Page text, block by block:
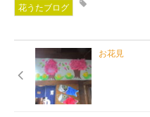
花うたブログ
お花見